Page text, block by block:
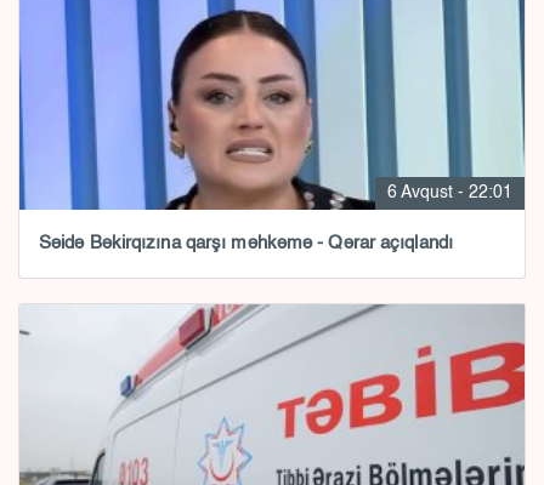
6 Avqust - 22:01
Səidə Bəkirqızına qarşı məhkəmə - Qərar açıqlandı